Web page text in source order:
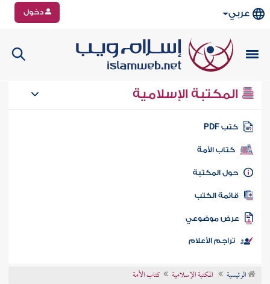
عربي دخول
المكتبة الإسلامية
كتب PDF
كتاب الأمة
المكتبة
الكتب
موضوعي
تراجم الأعلام
الرئيسية المكتبة الإسلامية كتاب الأمة